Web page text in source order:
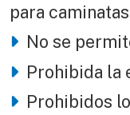
para
No se
Prohibida la
Prohibidos